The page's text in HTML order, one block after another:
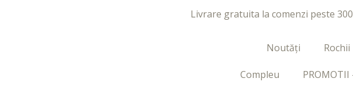
Livrare gratuita la comenzi peste
Noutăți Rochii
Compleu PROMOTII